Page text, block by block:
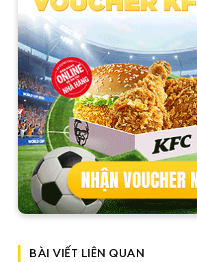
BÀI VIẾT LIÊN QUAN